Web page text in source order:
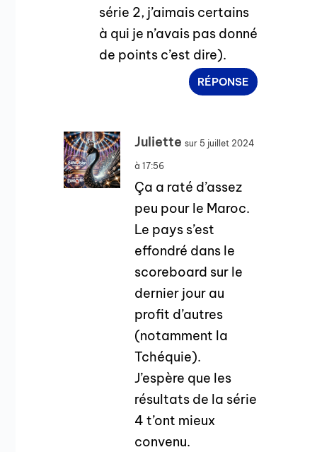
série 2, j’aimais certains
à qui je n’avais pas donné
de points c’est dire).
RÉPONSE
Juliette sur 5 juillet 2024
à 17:56
Ça a raté d’assez
peu pour le Maroc.
Le pays s’est
effondré dans le
scoreboard sur le
dernier jour au
profit d’autres
(notamment la
Tchéquie).
J’espère que les
résultats de la série
4 t’ont mieux
convenu.